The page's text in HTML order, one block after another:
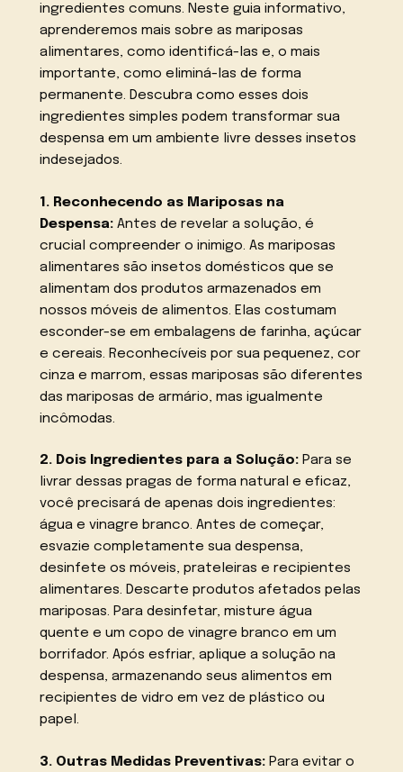
ingredientes comuns. Neste guia informativo,
aprenderemos mais sobre as mariposas
alimentares, como identificá-las e, o mais
importante, como eliminá-las de forma
permanente. Descubra como esses dois
ingredientes simples podem transformar sua
despensa em um ambiente livre desses insetos
indesejados.
1. Reconhecendo as Mariposas na
Despensa: Antes de revelar a solução, é
crucial compreender o inimigo. As mariposas
alimentares são insetos domésticos que se
alimentam dos produtos armazenados em
nossos móveis de alimentos. Elas costumam
esconder-se em embalagens de farinha, açúcar
e cereais. Reconhecíveis por sua pequenez, cor
cinza e marrom, essas mariposas são diferentes
das mariposas de armário, mas igualmente
incômodas.
2. Dois Ingredientes para a Solução: Para se
livrar dessas pragas de forma natural e eficaz,
você precisará de apenas dois ingredientes:
água e vinagre branco. Antes de começar,
esvazie completamente sua despensa,
desinfete os móveis, prateleiras e recipientes
alimentares. Descarte produtos afetados pelas
mariposas. Para desinfetar, misture água
quente e um copo de vinagre branco em um
borrifador. Após esfriar, aplique a solução na
despensa, armazenando seus alimentos em
recipientes de vidro em vez de plástico ou
papel.
3. Outras Medidas Preventivas: Para evitar o